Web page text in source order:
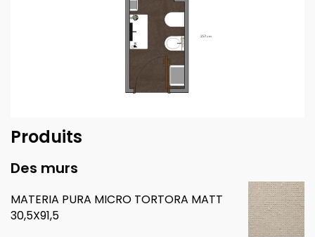
Produits
Des murs
MATERIA PURA MICRO TORTORA MATT
30,5X91,5